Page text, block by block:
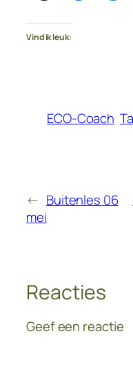
Vind ik leuk:
ECO-Coach
← Buitenles 06
mei
Reacties
Geef een reactie